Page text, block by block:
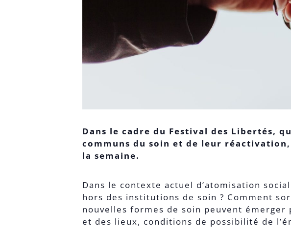
Dans le cadre du Festival des Libertés,
communs du soin et de leur
la semaine.
Dans le contexte actuel d’atomisation
hors des institutions de soin ? Comment
nouvelles formes de soin peuvent
et des lieux, conditions de possibilité de